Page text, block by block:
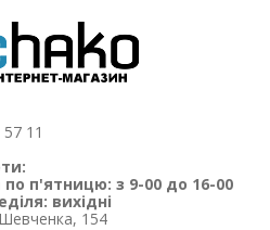
11
по п'ятницю: з 9-00 до 16-00
вихідні
154